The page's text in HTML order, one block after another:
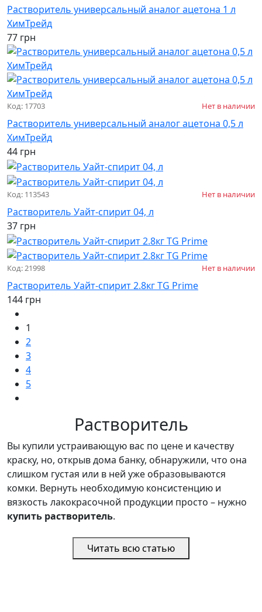
Растворитель универсальный аналог ацетона 1 л
ХимТрейд
77 грн
Код: 17703 Нет в наличии
Растворитель универсальный аналог ацетона 0,5 л
ХимТрейд
44 грн
Код: 113543 Нет в наличии
Растворитель Уайт-спирит 04, л
37 грн
Код: 21998 Нет в наличии
Растворитель Уайт-спирит 2.8кг TG Prime
144 грн
1
2
3
4
5
Растворитель
Вы купили устраивающую вас по цене и качеству
краску, но, открыв дома банку, обнаружили, что она
слишком густая или в ней уже образовываются
комки. Вернуть необходимую консистенцию и
вязкость лакокрасочной продукции просто – нужно
купить растворитель.
Читать всю статью